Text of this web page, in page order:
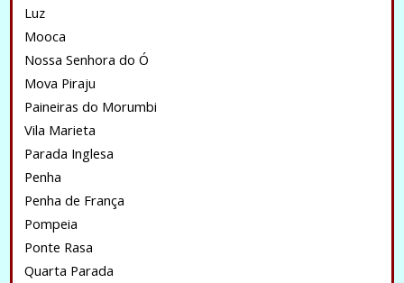
Luz
Mooca
Nossa Senhora do Ó
Mova Piraju
Paineiras do Morumbi
Vila Marieta
Parada Inglesa
Penha
Penha de França
Pompeia
Ponte Rasa
Quarta Parada